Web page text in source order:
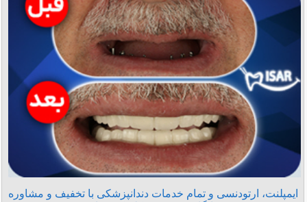
ایمپلنت، ارتودنسی و تمام خدمات دندانپزشکی با تخفیف و مشاوره